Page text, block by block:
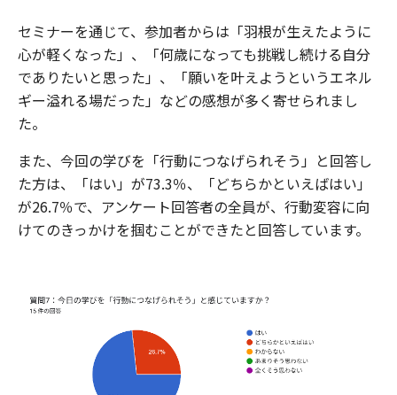
セミナーを通じて、参加者からは「羽根が生えたように
心が軽くなった」、「何歳になっても挑戦し続ける自分
でありたいと思った」、「願いを叶えようというエネル
ギー溢れる場だった」などの感想が多く寄せられまし
た。
また、今回の学びを「行動につなげられそう」と回答し
た方は、「はい」が73.3％、「どちらかといえばはい」
が26.7％で、アンケート回答者の全員が、行動変容に向
けてのきっかけを掴むことができたと回答しています。